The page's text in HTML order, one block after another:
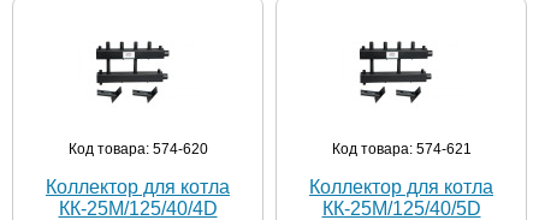
Код товара: 574-620
Коллектор для котла
КК-25M/125/40/4D
Код товара: 574-621
Коллектор для котла
КК-25M/125/40/5D